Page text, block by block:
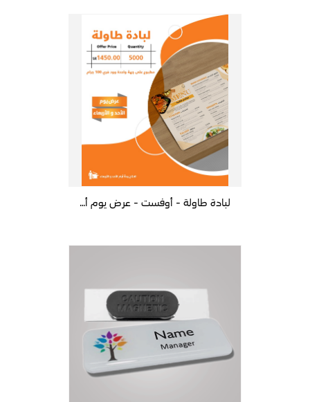
لبادة طاولة - أوفست - عرض يوم أحد